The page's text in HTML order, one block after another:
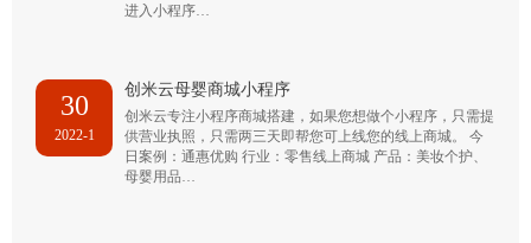
进入小程序…
30
2022-1
创米云母婴商城小程序
创米云专注小程序商城搭建，如果您想做个小程序，只需提
供营业执照，只需两三天即帮您可上线您的线上商城。 今
日案例：通惠优购 行业：零售线上商城 产品：美妆个护、
母婴用品…